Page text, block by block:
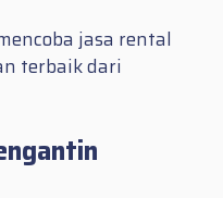
jasa rental
terbaik dari